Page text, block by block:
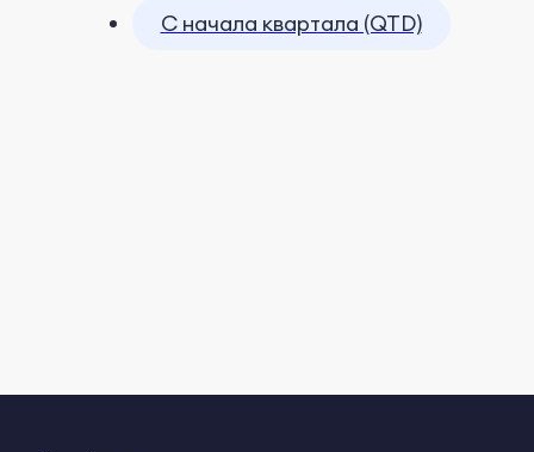
С начала квартала (QTD)